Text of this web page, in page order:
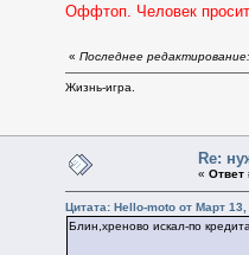
Оффтоп. Человек
« Последнее
Жизнь-игра.
Re:
« Ответ
Цитата: Hello-moto от Март
Блин,хреново искал-по